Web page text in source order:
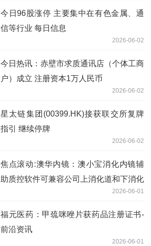
今日96股涨停 主要集中在有色金属、通
信等行业 每日信息
2026-06-02
今日热讯：赤壁市求质通讯店（个体工商
户）成立 注册资本1万人民币
2026-06-02
星太链集团(00399.HK)接获联交所复牌
指引 继续停牌
2026-06-02
焦点滚动:澳华内镜：澳小宝消化内镜辅
助质控软件可兼容公司上消化道和下消化
2026-06-01
福元医药：甲巯咪唑片获药品注册证书-
前沿资讯
2026-06-01